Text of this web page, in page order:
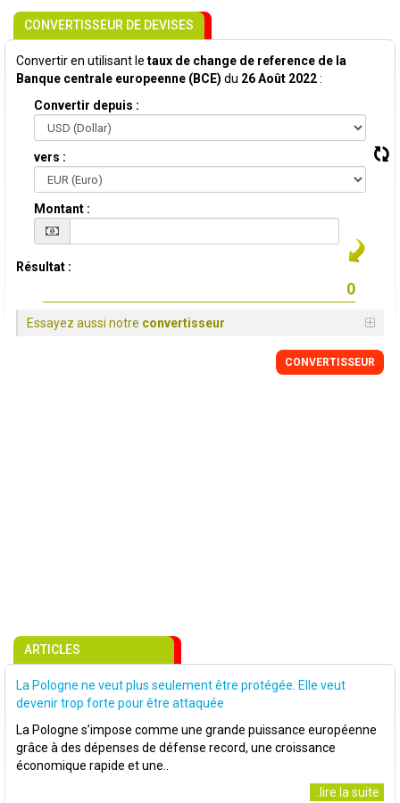
CONVERTISSEUR DE DEVISES
Convertir en utilisant le taux de change de reference de la
Banque centrale europeenne (BCE) du 26 Août 2022:
Convertir depuis :
vers :
Montant :
Résultat :
Essayez aussi notre convertisseur
CONVERTISSEUR
ARTICLES
La Pologne ne veut plus seulement être protégée. Elle veut
devenir trop forte pour être attaquée
La Pologne s’impose comme une grande puissance européenne
grâce à des dépenses de défense record, une croissance
économique rapide et une..
..lire la suite